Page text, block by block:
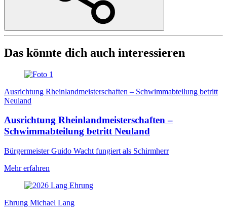
Das könnte dich auch interessieren
Ausrichtung Rheinlandmeisterschaften – Schwimmabteilung betritt
Neuland
Ausrichtung Rheinlandmeisterschaften –
Schwimmabteilung betritt Neuland
Bürgermeister Guido Wacht fungiert als Schirmherr
Mehr erfahren
Ehrung Michael Lang